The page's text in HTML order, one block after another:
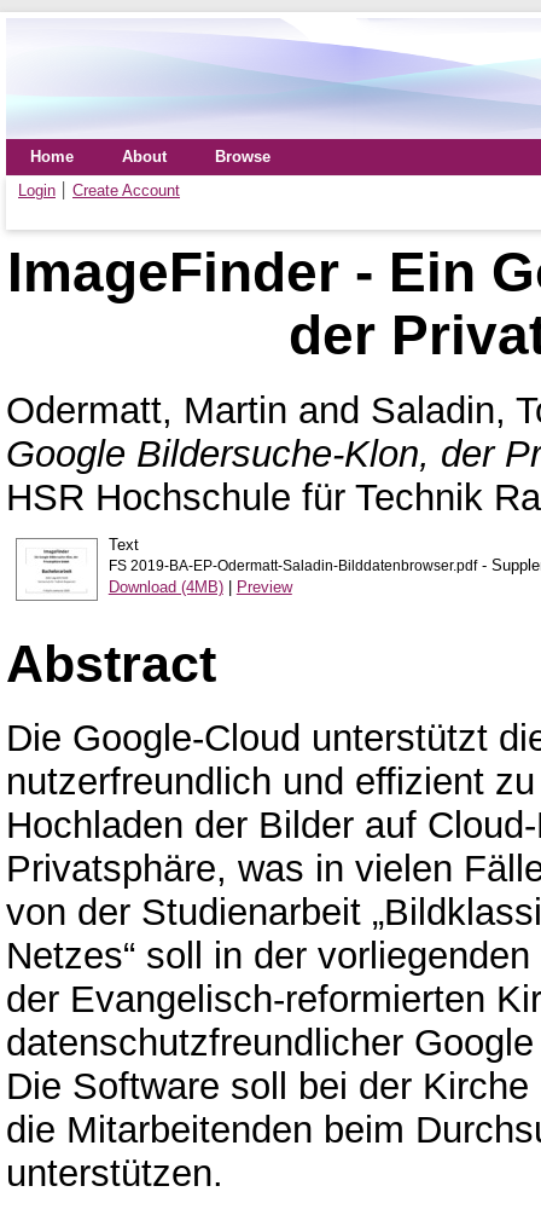
Home About
Browse
Login
Create Account
ImageFinder - Ein
der
Odermatt, Martin and Saladin,
Google Bildersuche-Klon, der
HSR Hochschule für Technik
Text
FS 2019-BA-EP-Odermatt-Saladin-Bilddatenbrowser.pdf-
Download (4MB)| Preview
Abstract
Die Google-Cloud unterstützt
nutzerfreundlich und effizient
Hochladen der Bilder auf
Privatsphäre, was in vielen
von der Studienarbeit
Netzes“ soll in der
der Evangelisch-reformierten
datenschutzfreundlicher
Die Software soll bei der
die Mitarbeitenden beim
unterstützen.